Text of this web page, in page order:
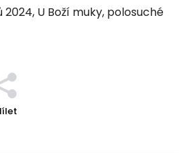
U Boží muky, polosuché